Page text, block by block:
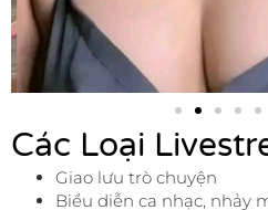
Các Loại
Giao lưu trò chuyện
Biểu diễn ca nhạc, nhảy